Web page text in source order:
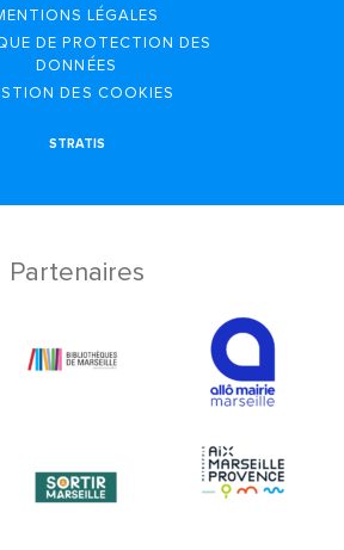
LÉGALES
DE PROTECTION DES
DONNÉES
DES COOKIES
STRATIS
Partenaires